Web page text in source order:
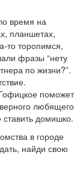
время на
планшетах,
то торопимся,
фразы “нету
по жизни?”.
поможет
любящего
домишко.
в городе
найди свою